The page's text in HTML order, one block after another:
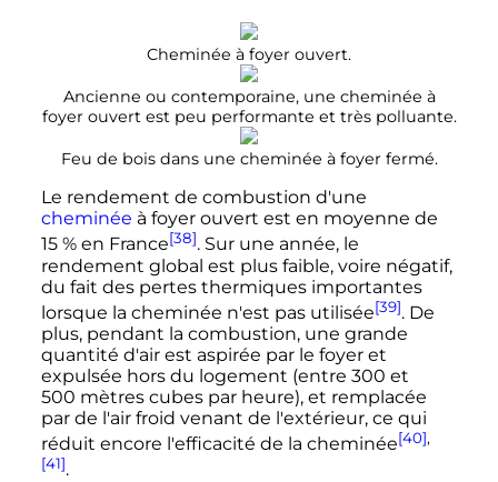
Cheminée à foyer ouvert.
Ancienne ou contemporaine, une cheminée à
foyer ouvert est peu performante et très polluante.
Feu de bois dans une cheminée à foyer fermé.
Le rendement de combustion d'une
cheminée à foyer ouvert est en moyenne de
15 % en France[38]. Sur une année, le
rendement global est plus faible, voire négatif,
du fait des pertes thermiques importantes
lorsque la cheminée n'est pas utilisée[39]. De
plus, pendant la combustion, une grande
quantité d'air est aspirée par le foyer et
expulsée hors du logement (entre 300 et
500 mètres cubespar heure), et remplacée
par de l'air froid venant de l'extérieur, ce qui
réduit encore l'efficacité de la cheminée[40],
[41].